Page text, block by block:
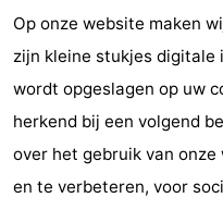
Vlaanderen
-
Gent
-
Op onze website maken
zijn kleine stukjes
wordt opgeslagen op uw
herkend bij een volgend
over het gebruik van
en te verbeteren, voor